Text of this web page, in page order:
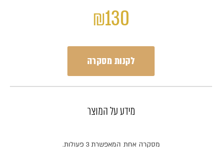
₪130
לקנות מסקרה
מידע על המוצר
מסקרה אחת המאפשרת 3פעולות.